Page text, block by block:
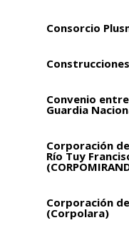
Consorcio
Convenio
Guardia
Corporación
Río Tuy
Corporación
(Corpolara)